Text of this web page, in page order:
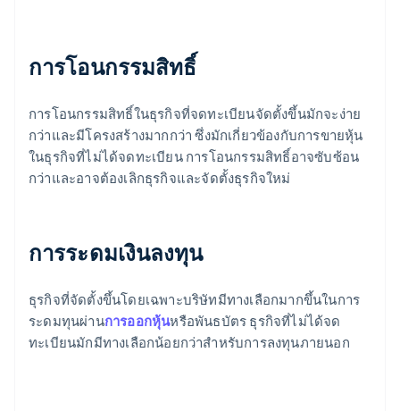
การโอนกรรมสิทธิ์
การโอนกรรมสิทธิ์ในธุรกิจที่จดทะเบียนจัดตั้งขึ้นมักจะง่าย
กว่าและมีโครงสร้างมากกว่า ซึ่งมักเกี่ยวข้องกับการขายหุ้น
ในธุรกิจที่ไม่ได้จดทะเบียน การโอนกรรมสิทธิ์อาจซับซ้อน
กว่าและอาจต้องเลิกธุรกิจและจัดตั้งธุรกิจใหม่
การระดมเงินลงทุน
ธุรกิจที่จัดตั้งขึ้นโดยเฉพาะบริษัทมีทางเลือกมากขึ้นในการ
ระดมทุนผ่านการออกหุ้นหรือพันธบัตร ธุรกิจที่ไม่ได้จด
ทะเบียนมักมีทางเลือกน้อยกว่าสำหรับการลงทุนภายนอก